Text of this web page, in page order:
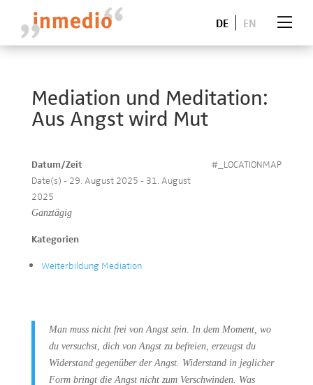
DE EN
Mediation und Meditation:
Aus Angst wird Mut
#_LOCATIONMAP
Datum/Zeit
Date(s) - 29. August 2025 - 31. August
2025
Ganztägig
Kategorien
Weiterbildung Mediation
Man muss nicht frei von Angst sein. In dem Moment, wo
du versuchst, dich von Angst zu befreien, erzeugst du
Widerstand gegenüber der Angst. Widerstand in jeglicher
Form bringt die Angst nicht zum Verschwinden. Was